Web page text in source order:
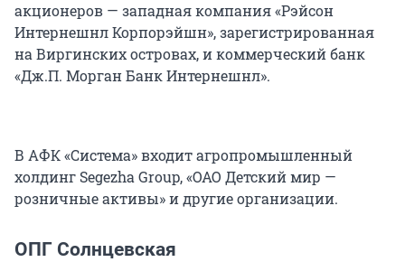
акционеров — западная компания «Рэйсон
Интернешнл Корпорэйшн», зарегистрированная
на Виргинских островах, и коммерческий банк
«Дж.П. Морган Банк Интернешнл».
В АФК «Система» входит агропромышленный
холдинг Segezha Group, «ОАО Детский мир —
розничные активы» и другие организации.
ОПГ Солнцевская